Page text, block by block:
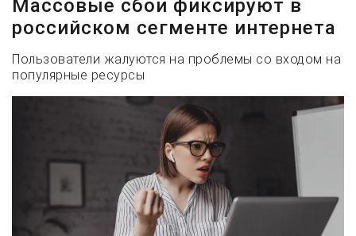
Массовые сбои фиксируют в
российском сегменте интернета
Пользователи жалуются на проблемы со входом на
популярные ресурсы